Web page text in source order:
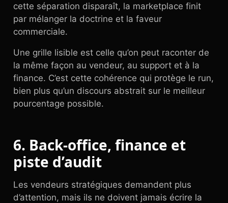
cette séparation disparaît, la marketplace finit
par mélanger la doctrine et la faveur
commerciale.
Une grille lisible est celle qu’on peut raconter de
la même façon au vendeur, au support et à la
finance. C’est cette cohérence qui protège le run,
bien plus qu’un discours abstrait sur le meilleur
pourcentage possible.
6. Back-office, finance et
piste d’audit
Les vendeurs stratégiques demandent plus
d’attention, mais ils ne doivent jamais écrire la